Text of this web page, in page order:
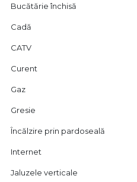
Bucătărie închisă
Cadă
CATV
Curent
Gaz
Gresie
Încălzire prin pardoseală
Internet
Jaluzele verticale